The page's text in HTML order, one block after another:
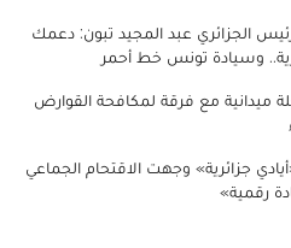
الجزائري عبد المجيد تبون: دعمك
وسيادة تونس خط أحمر
مع فرقة لمكافحة القوارض
جزائرية» وجهت الاقتحام الجماعي
رقمية»